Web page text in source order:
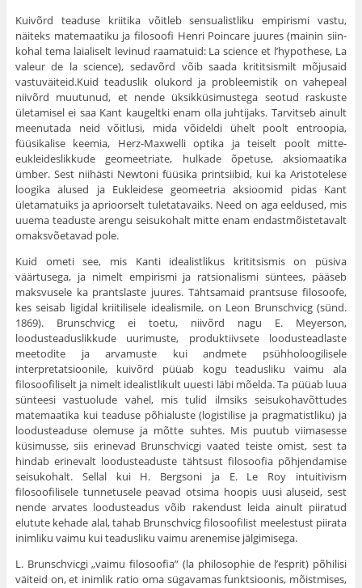
Kuivõrd teaduse kriitika võitleb sensualistliku empirismi vastu,
näiteks matemaatiku ja filosoofi Henri Poincare juures (mainin siin­
kohal tema laialiselt levinud raamatuid: La science et l’hypothese, La
valeur de la science), sedavõrd võib saada krititsismilt mõjusaid
vastuväiteid.Kuid teaduslik olukord ja probleemistik on vahepeal
niivõrd muutunud, et nende üksikküsimustega seotud raskuste
ületamisel ei saa Kant kaugeltki enam olla juhtijaks. Tarvitseb ainult
meenutada neid võitlusi, mida võideldi ühelt poolt entroopia,
füüsikalise keemia, Herz-Maxwelli optika ja teiselt poolt mitte-
eukleideslikkude geo­meetriate, hulkade õpetuse, aksiomaatika
ümber. Sest niihästi Newtoni füüsika printsiibid, kui ka Aristotelese
loogika alused ja Eukleidese geomeetria aksioomid pidas Kant
ületamatuiks ja aprioorselt tuletatavaiks. Need on aga eeldused, mis
uuema teaduste arengu seisukohalt mitte enam endastmõistetavalt
omaksvõetavad pole.
Kuid ometi see, mis Kanti idealistlikus krititsismis on püsiva
väärtusega, ja nimelt empirismi ja ratsionalismi süntees, pääseb
maks­vusele ka prantslaste juures. Tähtsamaid prantsuse filosoofe,
kes sei­sab ligidal kriitilisele idealismile, on Leon Brunschvicg (sünd.
1869). Brunschvicg ei toetu, niivõrd nagu E. Meyerson,
loodusteaduslikkude uurimuste, produktiivsete loodusteadlaste
meetodite ja arvamuste kui andmete psühholoogilisele
interpretatsioonile, kuivõrd püüab kogu teadusliku vaimu ala
filosoofiliselt ja nimelt idealistlikult uuesti läbi mõelda. Ta püüab luua
sünteesi vastuolude vahel, mis tulid ilmsiks seisukohavõttudes
matemaatika kui teaduse põhialuste (logistilise ja pragmatistliku) ja
loodusteaduse olemuse ja mõtte suhtes. Mis puutub viimasesse
küsimusse, siis erinevad Brunschvicgi vaated teiste omist, sest ta
hindab erinevalt loodusteaduste tähtsust filosoofia põh­jendamise
seisukohalt. Sellal kui H. Bergsoni ja E. Le Roy intuiti­vism
filosoofilisele tunnetusele peavad otsima hoopis uusi aluseid, sest
nende arvates loodusteadus võib rakendust leida ainult piiratud
elutute kehade alal, tahab Brunschvicg filosoofilist meelestust piirata
inimliku vaimu kui teadusliku vaimu arenemise jälgimisega.
L. Brunschvicgi „vaimu filosoofia” (la philosophie de l’esprit) põhilisi
väiteid on, et inimlik ratio oma sügavamas funktsioonis, mõistmises,